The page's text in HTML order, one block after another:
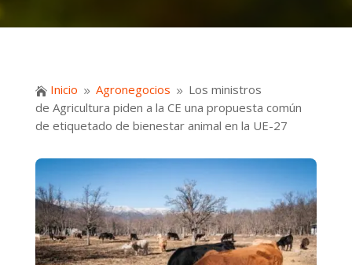
 Inicio 9 Agronegocios 9 Los ministros
de Agricultura piden a la CE una propuesta común
de etiquetado de bienestar animal en la UE-27